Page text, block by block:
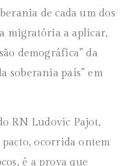
de cada um dos
migratória a aplicar,
demográfica” da
soberania país” em
RN Ludovic Pajot,
ocorrida ontem
é a prova que